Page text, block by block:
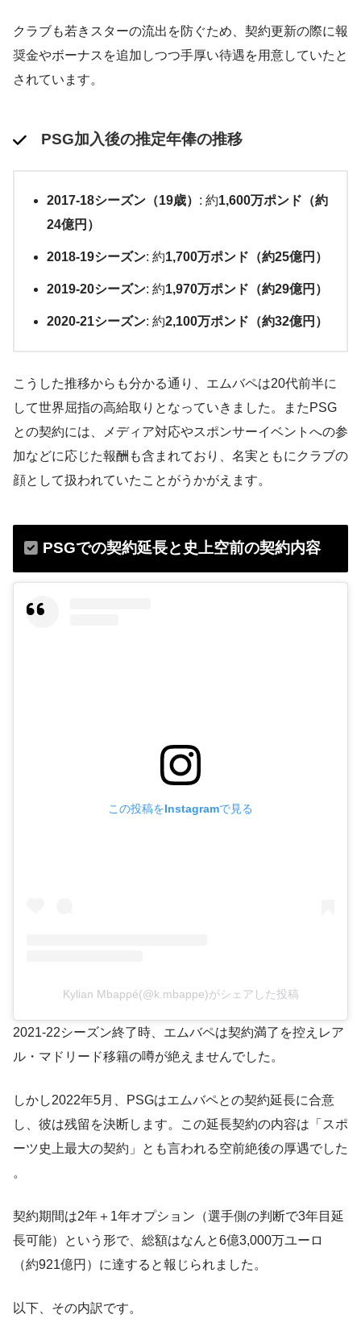
クラブも若きスターの流出を防ぐため、契約更新の際に報
奨金やボーナスを追加しつつ手厚い待遇を用意していたと
されています​。
PSG加入後の推定年俸の推移
2017-18シーズン（19歳） : 約1,600万ポンド（約
24億円）
2018-19シーズン: 約1,700万ポンド（約25億円）
2019-20シーズン: 約1,970万ポンド（約29億円）
2020-21シーズン: 約2,100万ポンド（約32億円）
こうした推移からも分かる通り、エムバペは20代前半に
して世界屈指の高給取りとなっていきました。またPSG
との契約には、メディア対応やスポンサーイベントへの参
加などに応じた報酬も含まれており​、名実ともにクラブの
顔として扱われていたことがうかがえます。
PSGでの契約延長と史上空前の契約内容
この投稿をInstagramで見る
Kylian Mbappé(@k.mbappe)がシェアした投稿
2021-22シーズン終了時、エムバペは契約満了を控えレア
ル・マドリード移籍の噂が絶えませんでした。
しかし2022年5月、PSGはエムバペとの契約延長に合意
し、彼は残留を決断します。この延長契約の内容は「スポ
ーツ史上最大の契約」とも言われる空前絶後の厚遇でした​
。
契約期間は2年＋1年オプション（選手側の判断で3年目延
長可能）という形で​、総額はなんと6億3,000万ユーロ
（約921億円）に達すると報じられました​。
以下、その内訳です。